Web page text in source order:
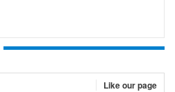
Like our page